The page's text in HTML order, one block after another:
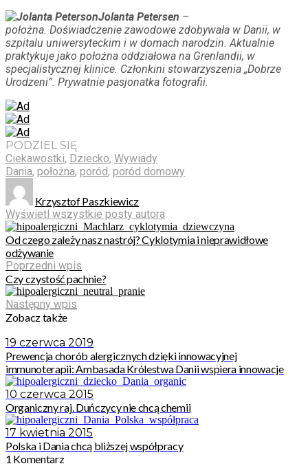
Jolanta Petersen –
położna. Doświadczenie zawodowe zdobywała w Danii, w
szpitalu uniwersyteckim i w domach narodzin. Aktualnie
praktykuje jako położna oddziałowa na Grenlandii, w
specjalistycznej klinice. Członkini stowarzyszenia „Dobrze
Urodzeni”. Prywatnie pasjonatka fotografii.
PODZIEL SIĘ
Ciekawostki, Dziecko, Wywiady
Dania, położna, poród, poród domowy
Krzysztof Paszkiewicz
Wyświetl wszystkie posty autora
Od czego zależy nasz nastrój? Cyklotymia i nieprawidłowe
odżywanie
Poprzedni wpis
Czy czystość pachnie?
Następny wpis
Zobacz także
19 czerwca 2019
Prewencja chorób alergicznych dzięki innowacyjnej
immunoterapii: Ambasada Królestwa Danii wspiera innowacje
10 czerwca 2015
Organiczny raj. Duńczycy nie chcą chemii
17 kwietnia 2015
Polska i Dania chcą bliższej współpracy
1 Komentarz